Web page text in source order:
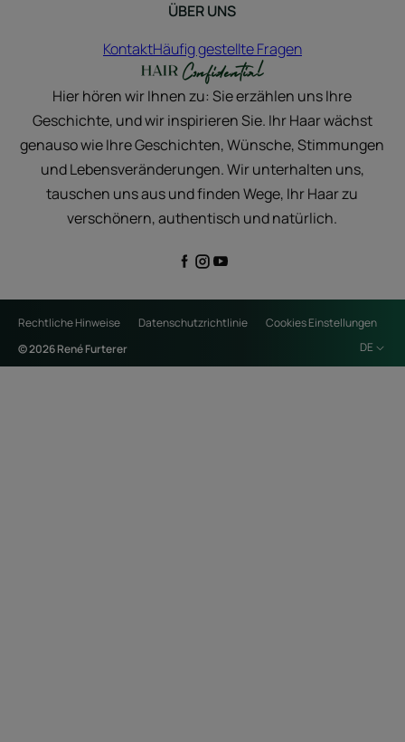
ÜBER UNS
KontaktHäufig gestellte Fragen
Hier hören wir Ihnen zu: Sie erzählen uns Ihre
Geschichte, und wir inspirieren Sie. Ihr Haar wächst
genauso wie Ihre Geschichten, Wünsche, Stimmungen
und Lebensveränderungen. Wir unterhalten uns,
tauschen uns aus und finden Wege, Ihr Haar zu
verschönern, authentisch und natürlich.
Rechtliche Hinweise Datenschutzrichtlinie
Cookies Einstellungen
© 2026 René Furterer
DE